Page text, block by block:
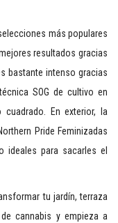
más populares
resultados gracias
bastante intenso gracias
SOG de cultivo en
En exterior, la
Pride Feminizadas
ideales para sacarles el
tu jardín, terraza
cannabis y empieza a